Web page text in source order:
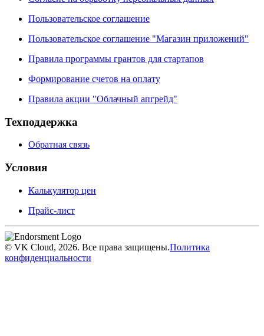
Пользовательское соглашение
Пользовательское соглашение "Магазин приложений"
Правила программы грантов для стартапов
Формирование счетов на оплату
Правила акции "Облачный апгрейд"
Техподдержка
Обратная связь
Условия
Калькулятор цен
Прайс-лист
© VK Cloud, 2026. Все права защищены.Политика
конфиденциальности